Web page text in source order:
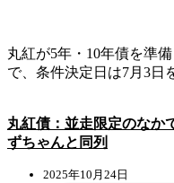
丸紅が5年・10年債を準
で、条件決定日は7月3日
丸紅債：並走限定のなか
ずちゃんと同列
2025年10月24日